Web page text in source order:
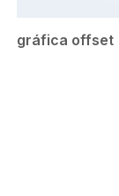
gráfica offset